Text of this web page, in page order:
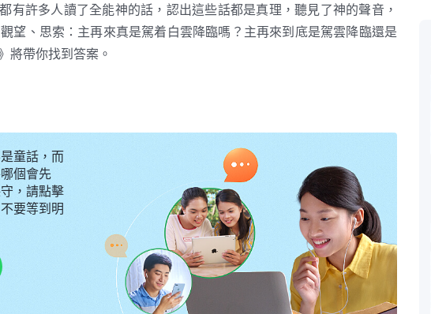
有許多人讀了全能神的話，認出這些話都是真理，聽見了神的聲音，
望、思索：主再來真是駕着白雲降臨嗎？主再來到底是駕雲降臨還是
將帶你找到答案。
童話，而
個會先
，請點擊
要等到明